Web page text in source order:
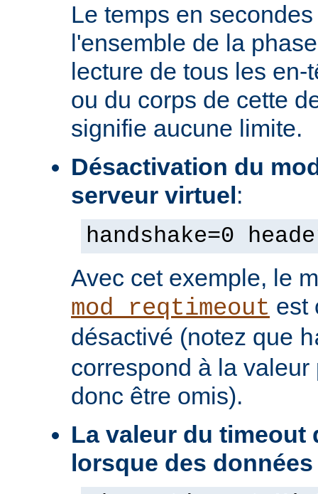
Le temps en
l'ensemble de la
lecture de tous les en-
ou du corps de cette
signifie aucune limite.
Désactivation du
serveur virtuel:
handshake=0
Avec cet exemple, le
mod_reqtimeout est
désactivé (notez que
correspond à la
donc être omis).
La valeur du timeout
lorsque des